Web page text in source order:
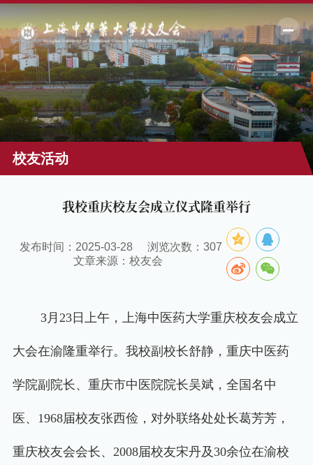
校友活动
我校重庆校友会成立仪式隆重举行
发布时间：2025-03-28 浏览次数：307
文章来源：校友会
3月 23日上午，上海中医药大学重庆校友会成立
大会在渝隆重举行。我校副校长舒静，重庆中医药
学院副院长、重庆市中医院院长吴斌，全国名中
医、 1968届校友张西俭，对外联络处处长葛芳芳，
重庆校友会会长、 2008届校友宋丹及30余位在渝校